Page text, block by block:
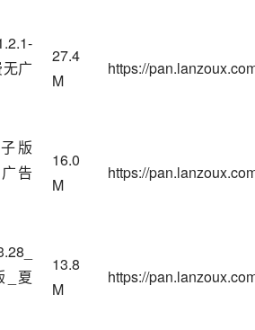
广
27.4
M
https://
版
告
16.0
M
https://
_夏
13.8
M
https://